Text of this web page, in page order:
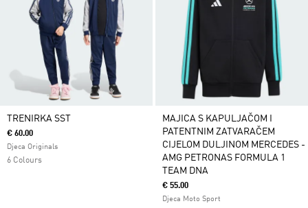
TRENIRKA SST
€ 60.00
Djeca Originals
6 Colours
MAJICA S KAPULJAČOM I
PATENTNIM ZATVARAČEM
CIJELOM DULJINOM MERCEDES -
AMG PETRONAS FORMULA 1
TEAM DNA
€ 55.00
Djeca Moto Sport